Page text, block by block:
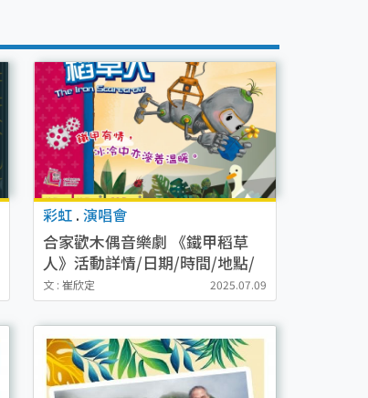
彩虹 .演唱會
合家歡木偶音樂劇 《鐵甲稻草
人》活動詳情/日期/時間/地點/
票價一覽
文 : 崔欣定 2025.07.09